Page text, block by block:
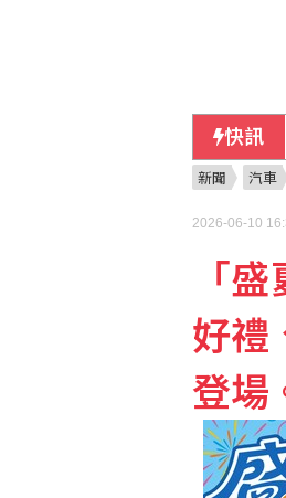
快訊
新聞 汽車
2026-06-10
「
好禮
登場